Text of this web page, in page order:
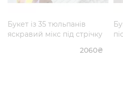
Букет із 35 тюльпанів
яскравий мікс під стрічку
2060₴